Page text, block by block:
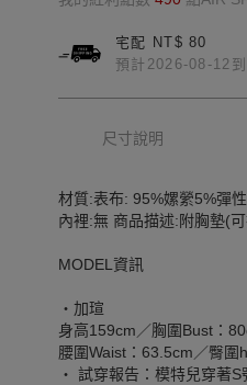
宅配 NT$ 80
預計2026-08-12到
尺寸說明
材質:表布: 95%嫘縈5%彈
內裡:無 商品描述:附胸墊(
MODEL資訊
‧加瑄
身高159cm／胸圍Bust：
腰圍Waist：63.5cm／臀圍
‧ 試穿報告：模特兒穿著S